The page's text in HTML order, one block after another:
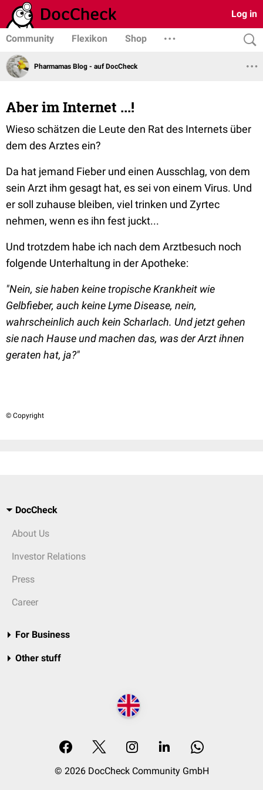
Log in
Community Flexikon Shop
Pharmamas Blog - auf DocCheck
Aber im Internet ...!
Wieso schätzen die Leute den Rat des Internets über
dem des Arztes ein?
Da hat jemand Fieber und einen Ausschlag, von dem
sein Arzt ihm gesagt hat, es sei von einem Virus. Und
er soll zuhause bleiben, viel trinken und Zyrtec
nehmen, wenn es ihn fest juckt...
Und trotzdem habe ich nach dem Arztbesuch noch
folgende Unterhaltung in der Apotheke:
"Nein, sie haben keine tropische Krankheit wie
Gelbfieber, auch keine Lyme Disease, nein,
wahrscheinlich auch kein Scharlach. Und jetzt gehen
sie nach Hause und machen das, was der Arzt ihnen
geraten hat, ja?"
© Copyright
DocCheck
About Us
Investor Relations
Press
Career
For Business
Other stuff
© 2026 DocCheck Community GmbH